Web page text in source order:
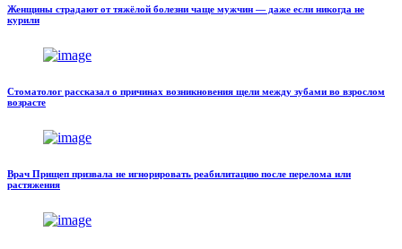
Женщины страдают от тяжёлой болезни чаще мужчин — даже если никогда не
курили
Стоматолог рассказал о причинах возникновения щели между зубами во взрослом
возрасте
Врач Прищеп призвала не игнорировать реабилитацию после перелома или
растяжения